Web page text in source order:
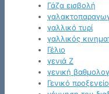
Γάζα εισβολή
γαλλικό τυρί
γαλλικός
Γέλιο
γενιά Z
γενική
Γενικό